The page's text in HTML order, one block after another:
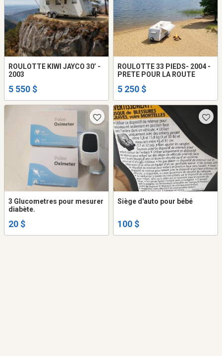
ROULOTTE KIWI JAYCO 30’ -
2003
5 550 $
ROULOTTE 33 PIEDS- 2004 -
PRETE POUR LA ROUTE
5 250 $
3 Glucometres pour mesurer
diabète.
20 $
Siège d'auto pour bébé
100 $